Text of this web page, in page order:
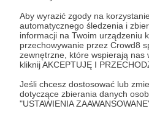
Aby wyrazić zgody na
automatycznego śledzenia i
informacji na Twoim urządzeniu
przechowywanie przez Crowd8
zewnętrzne, które wspierają nas
kliknij AKCEPTUJĘ I
Jeśli chcesz dostosować lub
dotyczące zbierania danych
"USTAWIENIA